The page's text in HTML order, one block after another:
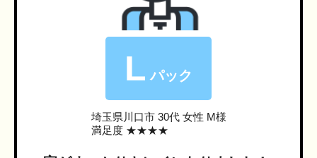
L パック
埼玉県川口市30代 女性 M様
満足度 ★★★★